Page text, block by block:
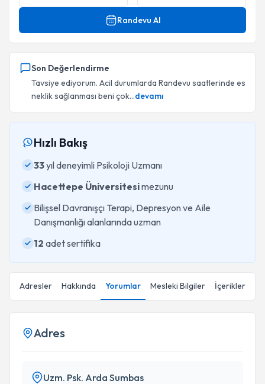
Randevu Al
Son Değerlendirme
Tavsiye ediyorum. Acil durumlarda Randevu saatlerinde es
neklik sağlanması beni çok...devamı
Hızlı Bakış
33yıl deneyimli Psikoloji Uzmanı
Hacettepe Üniversitesimezunu
Bilişsel Davranışçı Terapi, Depresyon ve Aile
Danışmanlığı alanlarında uzman
12 adet sertifika
Adresler Hakkında Yorumlar Mesleki Bilgiler İçerikler
Adres
Uzm. Psk. Arda Sumbas